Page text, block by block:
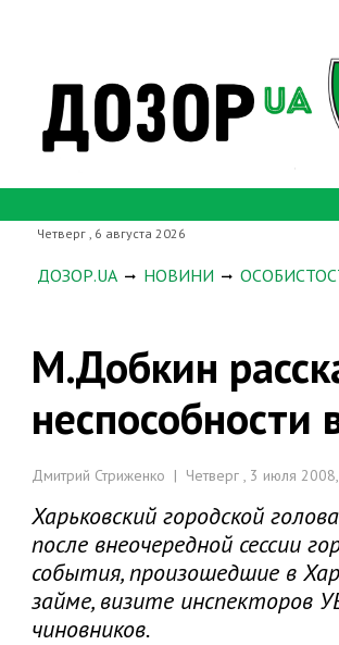
Четверг , 6 августа 2026
ДОЗОР.UA НОВИНИ
М.Добкин
неспособности
Дмитрий Стриженко | Четверг , 3 июля
Харьковский городской
после внеочередной сессии
события, произошедшие в
займе, визите инспекторов
чиновников.